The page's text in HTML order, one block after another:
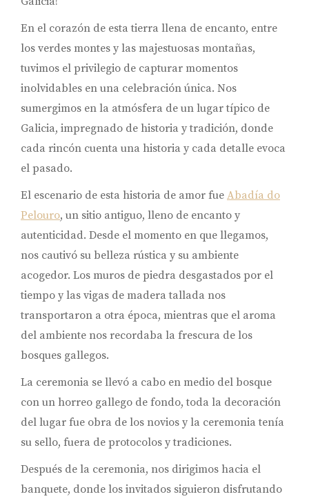
En el corazón de esta tierra llena de encanto, entre
los verdes montes y las majestuosas montañas,
tuvimos el privilegio de capturar momentos
inolvidables en una celebración única. Nos
sumergimos en la atmósfera de un lugar típico de
Galicia, impregnado de historia y tradición, donde
cada rincón cuenta una historia y cada detalle evoca
el pasado.
El escenario de esta historia de amor fue Abadía do
Pelouro, un sitio antiguo, lleno de encanto y
autenticidad. Desde el momento en que llegamos,
nos cautivó su belleza rústica y su ambiente
acogedor. Los muros de piedra desgastados por el
tiempo y las vigas de madera tallada nos
transportaron a otra época, mientras que el aroma
del ambiente nos recordaba la frescura de los
bosques gallegos.
La ceremonia se llevó a cabo en medio del bosque
con un horreo gallego de fondo, toda la decoración
del lugar fue obra de los novios y la ceremonia tenía
su sello, fuera de protocolos y tradiciones.
Después de la ceremonia, nos dirigimos hacia el
banquete, donde los invitados siguieron disfrutando